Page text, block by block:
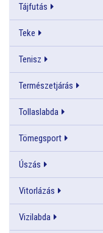
Tájfutás
Teke
Tenisz
Természetjárás
Tollaslabda
Tömegsport
Úszás
Vitorlázás
Vizilabda